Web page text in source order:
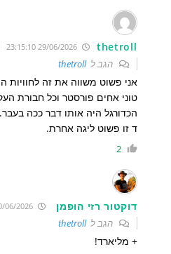
thetroll
29/06/2026 23:15:10
הגב לthetroll
אני פשוט משווה את זה לחוויות
טוני אחים פורסטר וכל חבורת
הכדורגל היה אותו דבר ככה בעבר.
ד זו פשוט ליגה אחרת.
2
דוקטור רזי הופמן
הגב לthetroll
+ מליארד!